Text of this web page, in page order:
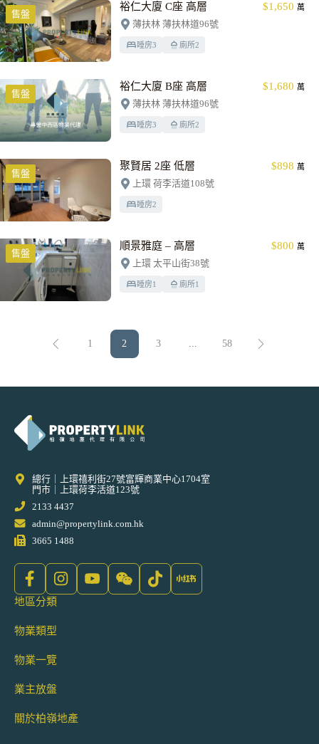
售盤
裕仁大廈 C座 高層 $1,650 萬
薄扶林 薄扶林道96號
睡房3 廁所2
售盤
裕仁大廈 B座 高層 $1,680 萬
薄扶林 薄扶林道96號
睡房3 廁所2
售盤
聚賢居 2座 低層 $898 萬
上環 荷李活道108號
睡房2
售盤
順景雅庭 – 高層 $800 萬
上環 太平山街38號
睡房1 廁所1
1 2 3 ... 58
總行｜上環禧利街27號富輝商業中心1704室
門市｜上環荷李活道123號
2133 4437
admin@propertylink.com.hk
3665 1488
地區分類
物業類型
物業一覽
業主放盤
關於柏嶺地產